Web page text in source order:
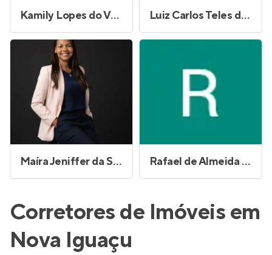
Kamily Lopes do Vale Pereira Luiz Carlos Teles de Alcantara
Maíra Jeniffer da Silva Oliveira Rafael de Almeida Gomes
Corretores de Imóveis em
Nova Iguaçu